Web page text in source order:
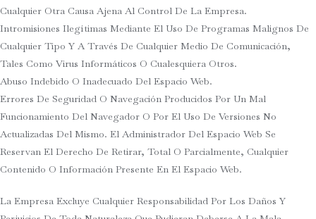
Cualquier Otra Causa Ajena Al Control De La Empresa.
Intromisiones Ilegítimas Mediante El Uso De Programas Malignos De
Cualquier Tipo Y A Través De Cualquier Medio De Comunicación,
Tales Como Virus Informáticos O Cualesquiera Otros.
Abuso Indebido O Inadecuado Del Espacio Web.
Errores De Seguridad O Navegación Producidos Por Un Mal
Funcionamiento Del Navegador O Por El Uso De Versiones No
Actualizadas Del Mismo. El Administrador Del Espacio Web Se
Reservan El Derecho De Retirar, Total O Parcialmente, Cualquier
Contenido O Información Presente En El Espacio Web.
La Empresa Excluye Cualquier Responsabilidad Por Los Daños Y